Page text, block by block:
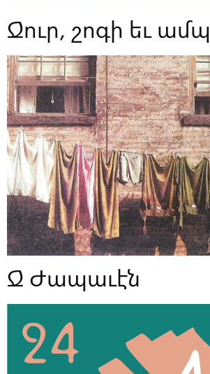
Ջուր, շոգի եւ ամպ
Ջ Ժապաւէն